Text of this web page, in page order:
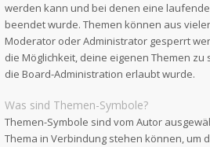
werden kann und bei denen eine
beendet wurde. Themen können aus
Moderator oder Administrator gesperrt
die Möglichkeit, deine eigenen Themen
die Board-Administration erlaubt wurde.
Was sind Themen-Symbole?
Themen-Symbole sind vom Autor
Thema in Verbindung stehen können, um